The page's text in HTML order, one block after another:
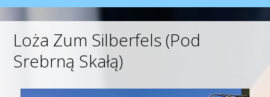
Loża Zum Silberfels (Pod
Srebrną Skałą)